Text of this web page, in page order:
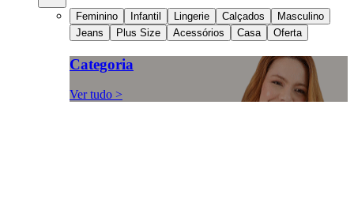
Feminino Infantil Lingerie Calçados
Masculino
Jeans
Plus Size Acessórios Casa Oferta
Categoria
Ver tudo >